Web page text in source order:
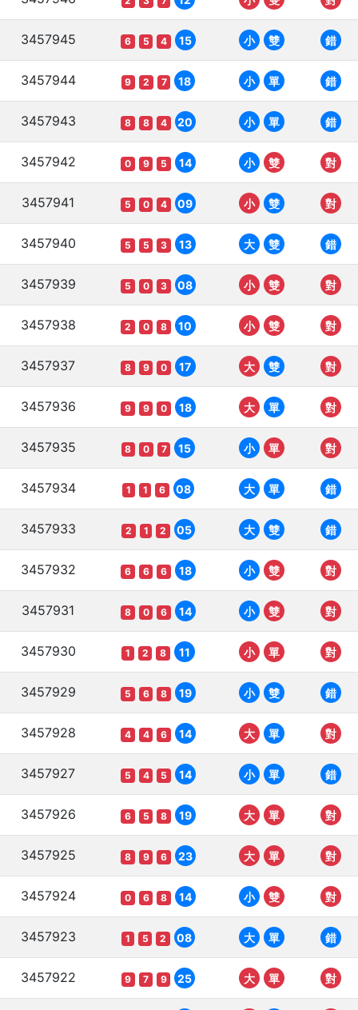
3457945 6 5 4 15 小 雙 錯
3457944 9 2 7 18 小 單 錯
3457943 8 8 4 20 小 單 錯
3457942 0 9 5 14 小 雙 對
3457941 5 0 4 09 小 雙 對
3457940 5 5 3 13 大 雙 錯
3457939 5 0 3 08 小 雙 對
3457938 2 0 8 10 小 雙 對
3457937 8 9 0 17 大 雙 對
3457936 9 9 0 18 大 單 對
3457935 8 0 7 15 小 單 對
3457934 1 1 6 08 大 單 錯
3457933 2 1 2 05 大 雙 錯
3457932 6 6 6 18 小 雙 對
3457931 8 0 6 14 小 雙 對
3457930 1 2 8 11 小 單 對
3457929 5 6 8 19 小 雙 錯
3457928 4 4 6 14 大 單 對
3457927 5 4 5 14 小 單 錯
3457926 6 5 8 19 大 單 對
3457925 8 9 6 23 大 單 對
3457924 0 6 8 14 小 雙 對
3457923 1 5 2 08 大 單 錯
3457922 9 7 9 25 大 單 對